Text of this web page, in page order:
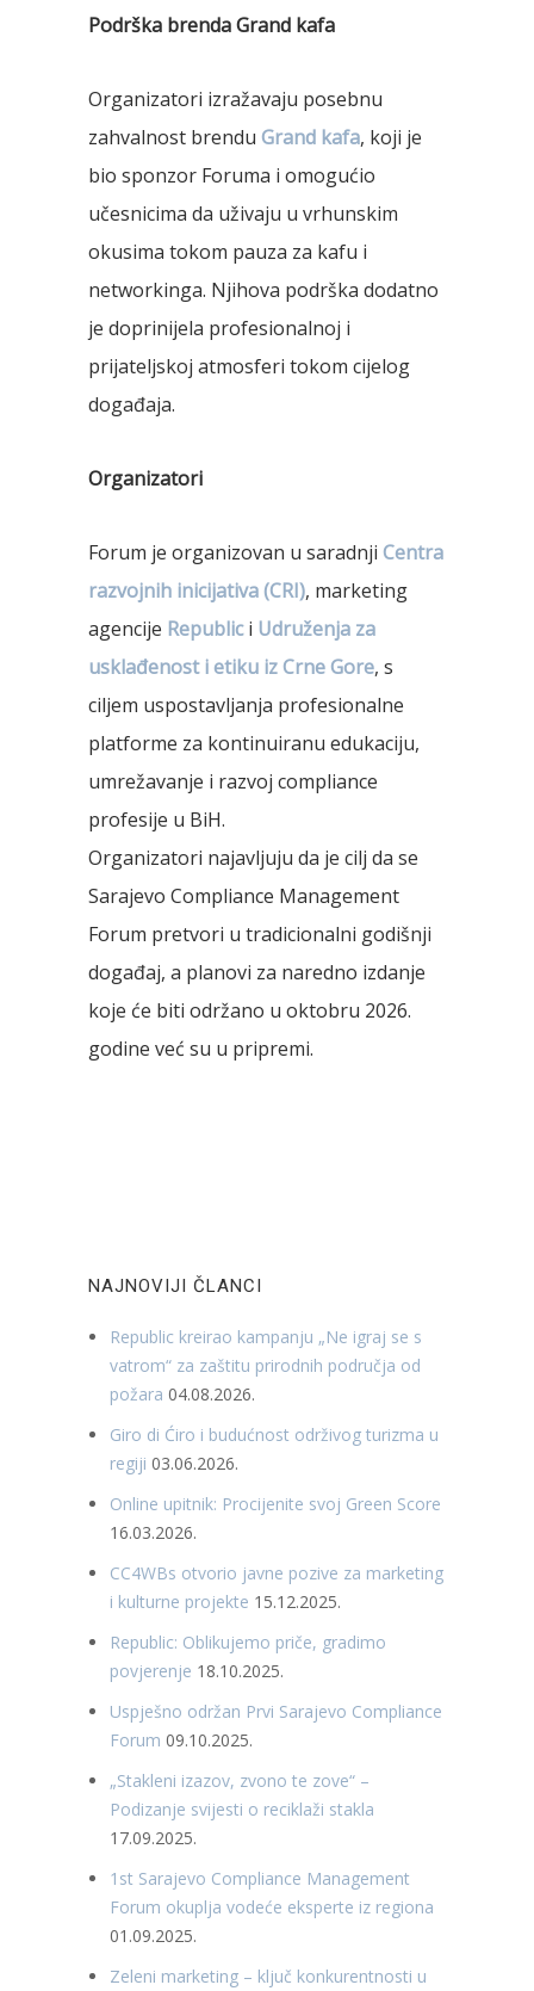
Podrška brenda Grand kafa
Organizatori izražavaju posebnu
zahvalnost brendu Grand kafa, koji je
bio sponzor Foruma i omogućio
učesnicima da uživaju u vrhunskim
okusima tokom pauza za kafu i
networkinga. Njihova podrška dodatno
je doprinijela profesionalnoj i
prijateljskoj atmosferi tokom cijelog
događaja.
Organizatori
Forum je organizovan u saradnji Centra
razvojnih inicijativa (CRI), marketing
agencije Republici Udruženja za
usklađenost i etiku iz Crne Gore, s
ciljem uspostavljanja profesionalne
platforme za kontinuiranu edukaciju,
umrežavanje i razvoj compliance
profesije u BiH.
Organizatori najavljuju da je cilj da se
Sarajevo Compliance Management
Forum pretvori u tradicionalni godišnji
događaj, a planovi za naredno izdanje
koje će biti održano u oktobru 2026.
godine već su u pripremi.
NAJNOVIJI ČLANCI
Republic kreirao kampanju „Ne igraj se s
vatrom“ za zaštitu prirodnih područja od
požara 04.08.2026.
Giro di Ćiro i budućnost održivog turizma u
regiji 03.06.2026.
Online upitnik: Procijenite svoj Green Score
16.03.2026.
CC4WBs otvorio javne pozive za marketing
i kulturne projekte 15.12.2025.
Republic: Oblikujemo priče, gradimo
povjerenje 18.10.2025.
Uspješno održan Prvi Sarajevo Compliance
Forum 09.10.2025.
„Stakleni izazov, zvono te zove“ –
Podizanje svijesti o reciklaži stakla
17.09.2025.
1st Sarajevo Compliance Management
Forum okuplja vodeće eksperte iz regiona
01.09.2025.
Zeleni marketing – ključ konkurentnosti u